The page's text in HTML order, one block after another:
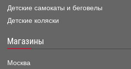
Детские самокаты и беговелы
Детские коляски
Магазины
Москва